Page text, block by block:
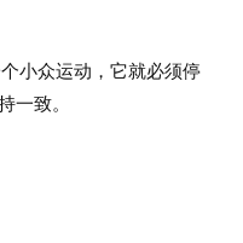
小众运动，它就必须停
一致。